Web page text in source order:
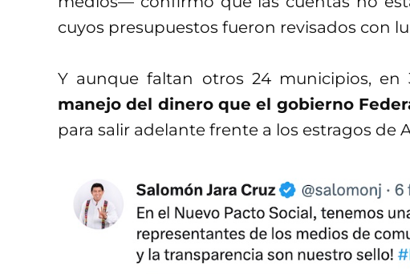
cuyos presupuestos fueron revisados con
Y aunque faltan otros 24 municipios, en
manejo del dinero que el gobierno
para salir adelante frente a los estragos de